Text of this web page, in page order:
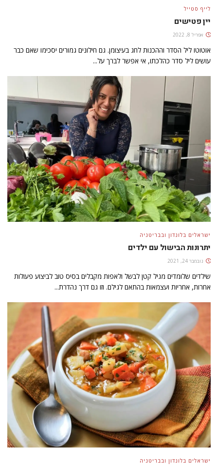
לייף סטייל
יין פטישים
אפריל 8, 2022
אוטוטו ליל הסדר וההכנות לחג בעיצומן. גם חילונים גמורים יסכימו שאם כבר
עושים ליל סדר כהלכתו, אי אפשר לברך על...
ישראלים בלונדון ובבריטניה
יתרונות הבישול עם ילדים
נובמבר 24, 2021
שילדים שלומדים מגיל קטן לבשל ולאפות מקבלים בסיס טוב לביצוע פעולות
אחרות, אחריות ועצמאות בהתאם לגילם. וזו גם דרך נהדרת...
ישראלים בלונדון ובבריטניה